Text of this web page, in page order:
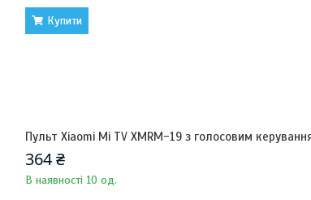
Купити
Пульт Xiaomi Mi TV XMRM-19 з голосовим
364 ₴
В наявності 10 од.